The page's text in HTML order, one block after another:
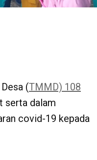
(TMMD) 108
serta dalam
covid-19 kepada